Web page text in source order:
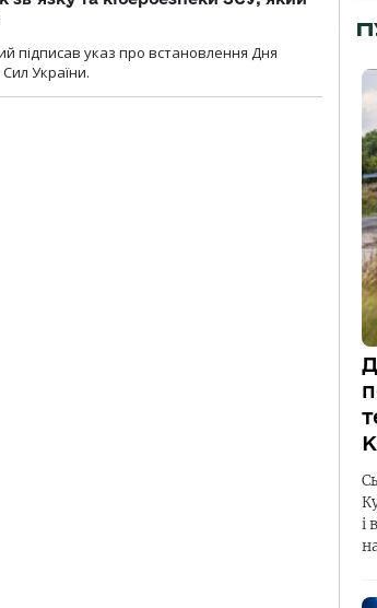
підписав указ про встановлення Дня
України.
і